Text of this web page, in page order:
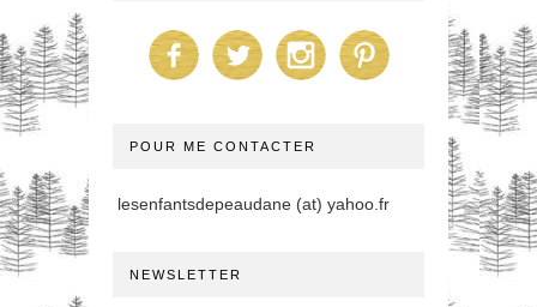
POUR ME CONTACTER
lesenfantsdepeaudane (at) yahoo.fr
NEWSLETTER